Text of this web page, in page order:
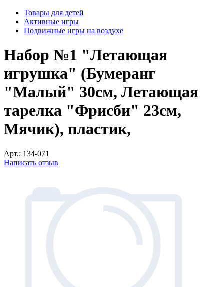
Товары для детей
Активные игры
Подвижные игры на воздухе
Набор №1 "Летающая
игрушка" (Бумеранг
"Малый" 30см, Летающая
тарелка "Фрисби" 23см,
Мячик), пластик,
Арт.: 134-071
Написать отзыв